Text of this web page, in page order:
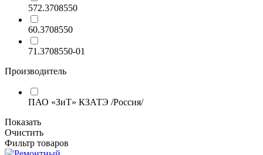
572.3708550
60.3708550
71.3708550-01
Производитель
ПАО «ЗиТ» КЗАТЭ /Россия/
Показать
Очистить
Фильтр товаров